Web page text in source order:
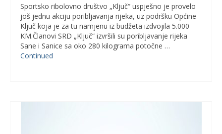
Sportsko ribolovno društvo „Ključ“ uspješno je provelo
još jednu akciju poribljavanja rijeka, uz podršku Općine
Ključ koja je za tu namjenu iz budžeta izdvojila 5.000
KM.Članovi SRD „Ključ“ izvršili su poribljavanje rijeka
Sane i Sanice sa oko 280 kilograma potočne …
Continued